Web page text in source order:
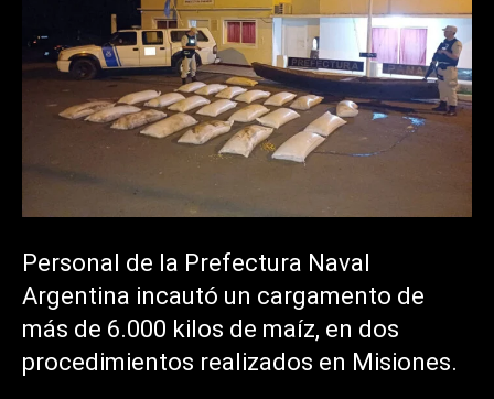
Personal de la Prefectura Naval
Argentina incautó un cargamento de
más de 6.000 kilos de maíz, en dos
procedimientos realizados en Misiones.